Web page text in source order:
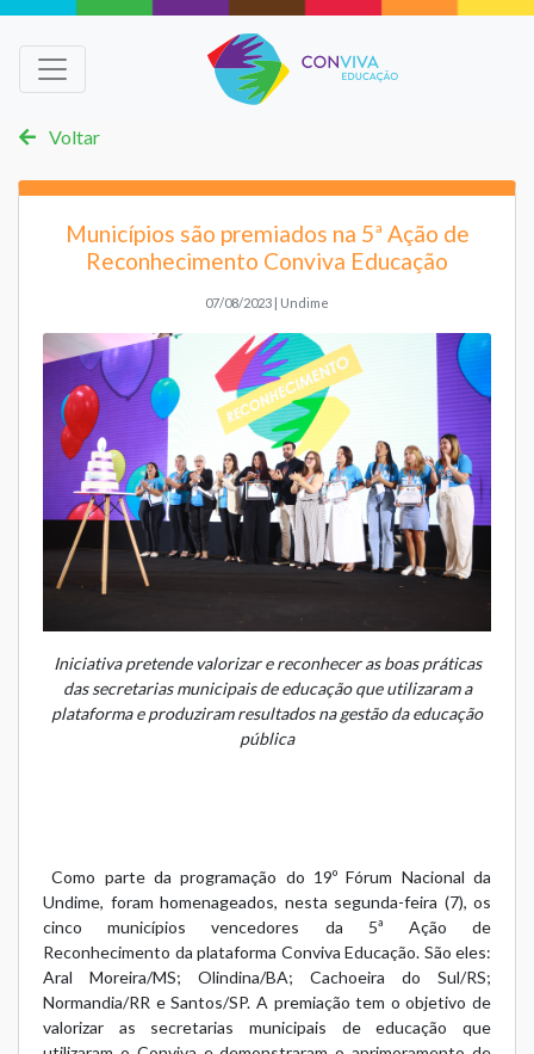
Voltar
Municípios são premiados na 5ª Ação de
Reconhecimento Conviva Educação
07/08/2023 | Undime
Iniciativa pretende valorizar e reconhecer as boas práticas
das secretarias municipais de educação que utilizaram a
plataforma e produziram resultados na gestão da educação
pública
Como parte da programação do 19º Fórum Nacional da
Undime, foram homenageados, nesta segunda-feira (7), os
cinco municípios vencedores da 5ª Ação de
Reconhecimento da plataforma Conviva Educação. São eles:
Aral Moreira/MS; Olindina/BA; Cachoeira do Sul/RS;
Normandia/RR e Santos/SP. A premiação tem o objetivo de
valorizar as secretarias municipais de educação que